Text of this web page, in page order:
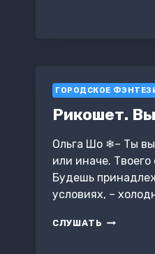
ГОРОДСКОЕ
Рикошет.
Ольга Шо ❄– Ты
или иначе. Твоего
Будешь
условиях, –
СЛУШАТЬ РИКОШЕТ.